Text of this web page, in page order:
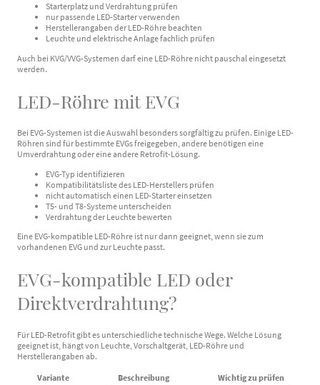
Starterplatz und Verdrahtung prüfen
nur passende LED-Starter verwenden
Herstellerangaben der LED-Röhre beachten
Leuchte und elektrische Anlage fachlich prüfen
Auch bei KVG/VVG-Systemen darf eine LED-Röhre nicht pauschal eingesetzt
werden.
LED-Röhre mit EVG
Bei EVG-Systemen ist die Auswahl besonders sorgfältig zu prüfen. Einige LED-
Röhren sind für bestimmte EVGs freigegeben, andere benötigen eine
Umverdrahtung oder eine andere Retrofit-Lösung.
EVG-Typ identifizieren
Kompatibilitätsliste des LED-Herstellers prüfen
nicht automatisch einen LED-Starter einsetzen
T5- und T8-Systeme unterscheiden
Verdrahtung der Leuchte bewerten
Eine EVG-kompatible LED-Röhre ist nur dann geeignet, wenn sie zum
vorhandenen EVG und zur Leuchte passt.
EVG-kompatible LED oder
Direktverdrahtung?
Für LED-Retrofit gibt es unterschiedliche technische Wege. Welche Lösung
geeignet ist, hängt von Leuchte, Vorschaltgerät, LED-Röhre und
Herstellerangaben ab.
Variante Beschreibung
Wichtig zu prüfen